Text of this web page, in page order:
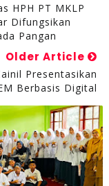
HPH PT MKLP
Difungsikan
Pangan
Older Article
Presentasikan
Berbasis Digital